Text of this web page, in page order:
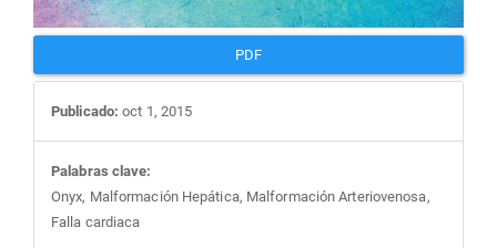
PDF
Publicado: oct 1, 2015
Palabras clave:
Onyx, Malformación Hepática, Malformación Arteriovenosa,
Falla cardiaca